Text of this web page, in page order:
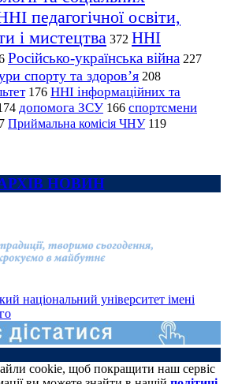
педагогічної освіти,
і мистецтва 372 ННІ
Російсько-українська війна 227
спорту та здоров’я 208
176 ННІ інформаційних та
допомога ЗСУ 166 спортсмени
Приймальна комісія ЧНУ 119
НОВИН
національний університет імені
cookie, щоб покращити наш сервіс